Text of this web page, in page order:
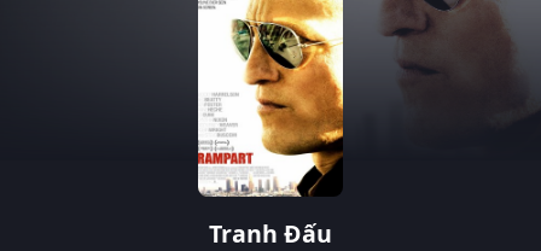
Tranh Đấu